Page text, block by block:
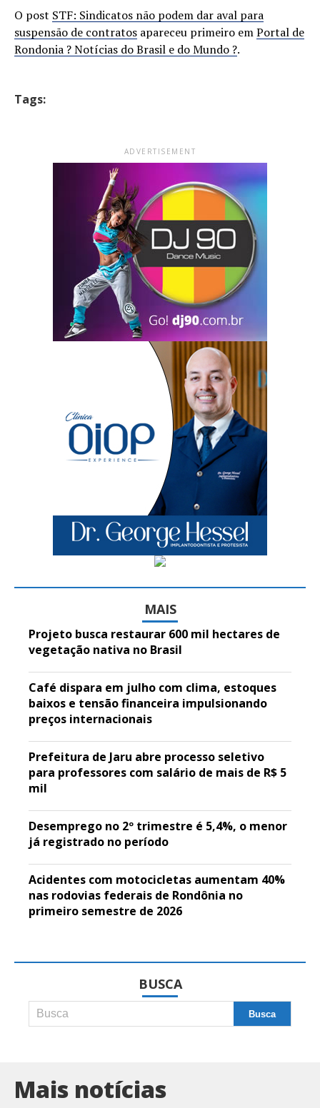
O post STF: Sindicatos não podem dar aval para
suspensão de contratos apareceu primeiro emPortal de
Rondonia ? Notícias do Brasil e do Mundo ?.
Tags:
ADVERTISEMENT
MAIS
Projeto busca restaurar 600 mil hectares de
vegetação nativa no Brasil
Café dispara em julho com clima, estoques
baixos e tensão financeira impulsionando
preços internacionais
Prefeitura de Jaru abre processo seletivo
para professores com salário de mais de R$ 5
mil
Desemprego no 2º trimestre é 5,4%, o menor
já registrado no período
Acidentes com motocicletas aumentam 40%
nas rodovias federais de Rondônia no
primeiro semestre de 2026
BUSCA
Mais notícias